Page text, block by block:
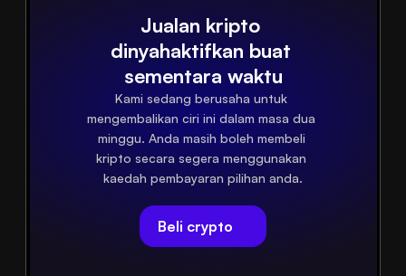
Jualan kripto
dinyahaktifkan buat
sementara waktu
Kami sedang berusaha untuk
mengembalikan ciri ini dalam masa dua
minggu. Anda masih boleh membeli
kripto secara segera menggunakan
kaedah pembayaran pilihan anda.
Beli crypto